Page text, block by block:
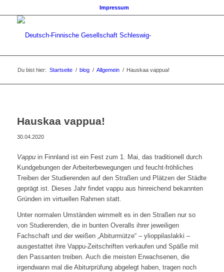
Impressum
Du bist hier: Startseite / blog / Allgemein / Hauskaa vappua!
Hauskaa vappua!
30.04.2020
Vappuin Finnland ist ein Fest zum 1. Mai, das traditionell durch
Kundgebungen der Arbeiterbewegungen und feucht-fröhliches
Treiben der Studierenden auf den Straßen und Plätzen der Städte
geprägt ist. Dieses Jahr findet vappu aus hinreichend bekannten
Gründen im virtuellen Rahmen statt.
Unter normalen Umständen wimmelt es in den Straßen nur so
von Studierenden, die in bunten Overalls ihrer jeweiligen
Fachschaft und der weißen „Abiturmütze“ – ylioppilaslakki –
ausgestattet ihre Vappu-Zeitschriften verkaufen und Späße mit
den Passanten treiben. Auch die meisten Erwachsenen, die
irgendwann mal die Abiturprüfung abgelegt haben, tragen noch